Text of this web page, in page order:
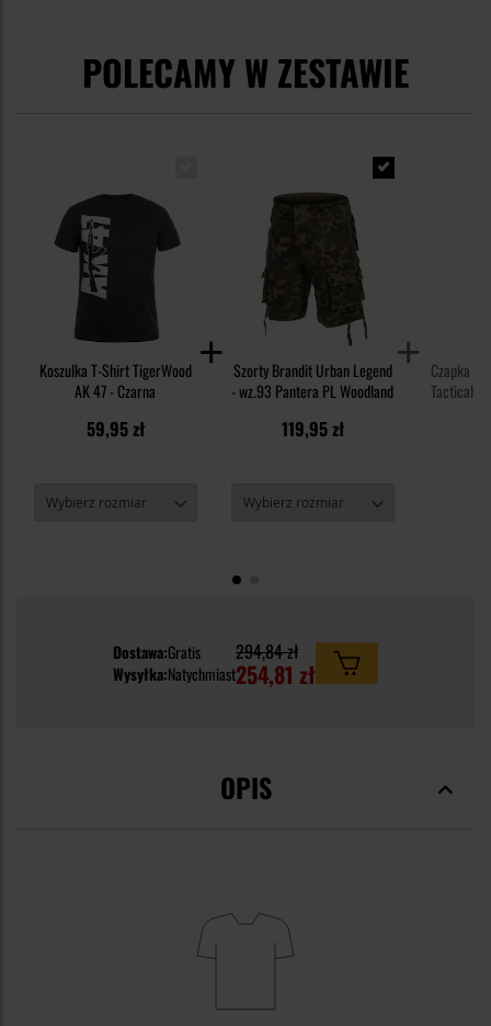
POLECAMY W ZESTAWIE
Koszulka T-Shirt TigerWood
AK 47 - Czarna
59,95 zł
Szorty Brandit Urban Legend
- wz.93 Pantera PL Woodland
119,95 zł
Czapka z
Tactical
Dostawa:Gratis
Wysyłka:Natychmiast
294,84 zł
254,81 zł
OPIS